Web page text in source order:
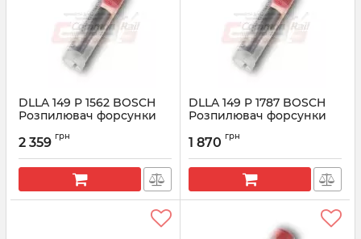
DLLA 149 P 1562 BOSCH
Розпилювач форсунки
Артикул:
2 359 грн
DLLA 149 P 1787 BOSCH
Розпилювач форсунки
Артикул:
1 870 грн